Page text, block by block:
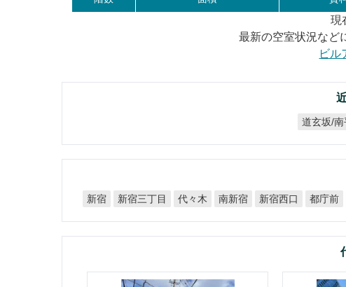
現
最新の空室状況など
ビル
道玄坂/
新宿 新宿三丁目 代々木 南新宿 新宿西口 都庁前